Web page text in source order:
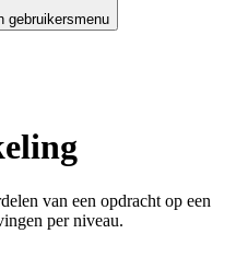
gebruikersmenu
van een opdracht op een
per niveau.